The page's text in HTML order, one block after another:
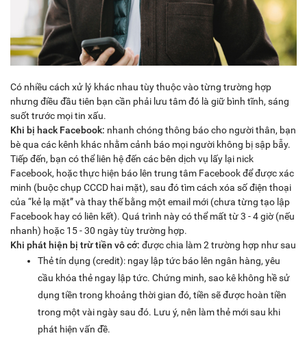
Có nhiều cách xử lý khác nhau tùy thuộc vào từng trường hợp
nhưng điều đầu tiên bạn cần phải lưu tâm đó là giữ bình tĩnh, sáng
suốt trước mọi tin xấu.
Khi bị hack Facebook: nhanh chóng thông báo cho người thân, bạn
bè qua các kênh khác nhằm cảnh báo mọi người không bị sập bẫy.
Tiếp đến, bạn có thể liên hệ đến các bên dịch vụ lấy lại nick
Facebook, hoặc thực hiện báo lên trung tâm Facebook để được xác
minh (buộc chụp CCCD hai mặt), sau đó tìm cách xóa số điện thoại
của “kẻ lạ mặt” và thay thế bằng một email mới (chưa từng tạo lập
Facebook hay có liên kết). Quá trình này có thể mất từ 3 - 4 giờ (nếu
nhanh) hoặc 15 - 30 ngày tùy trường hợp.
Khi phát hiện bị trừ tiền vô cớ: được chia làm 2 trường hợp như sau
Thẻ tín dụng (credit): ngay lập tức báo lên ngân hàng, yêu
cầu khóa thẻ ngay lập tức. Chứng minh, sao kê không hề sử
dụng tiền trong khoảng thời gian đó, tiền sẽ được hoàn tiền
trong một vài ngày sau đó. Lưu ý, nên làm thẻ mới sau khi
phát hiện vấn đề.